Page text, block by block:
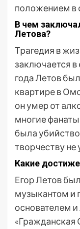
положением в
В чем
Летова?
Трагедия в
заключается в
года Летов
квартире в
он умер от
многие фанаты
была
творчеству не
Какие
Егор Летов
музыкантом и
основателем
«Гражданская